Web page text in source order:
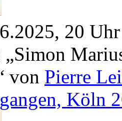
20 Uhr
von Pierre
Köln